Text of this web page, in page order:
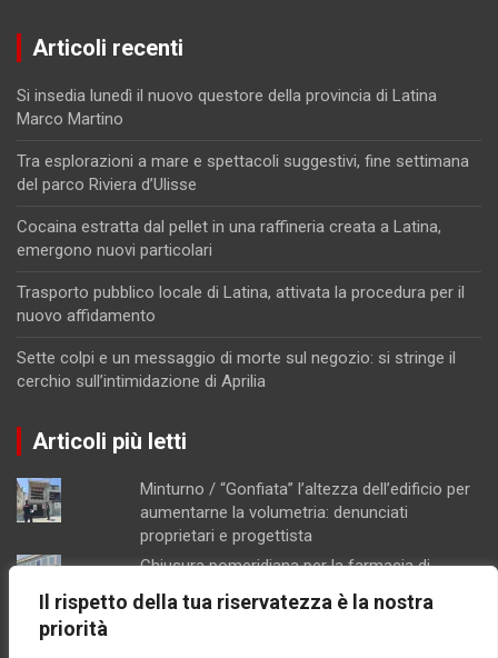
Il rispetto della tua riservatezza è la nostra
priorità
Articoli recenti
Si insedia lunedì il nuovo questore della provincia di Latina
Marco Martino
Tra esplorazioni a mare e spettacoli suggestivi, fine settimana
del parco Riviera d’Ulisse
Cocaina estratta dal pellet in una raffineria creata a Latina,
emergono nuovi particolari
Trasporto pubblico locale di Latina, attivata la procedura per il
nuovo affidamento
Sette colpi e un messaggio di morte sul negozio: si stringe il
cerchio sull’intimidazione di Aprilia
Articoli più letti
Minturno / “Gonfiata” l’altezza dell’edificio per
aumentarne la volumetria: denunciati
proprietari e progettista
Chiusura pomeridiana per la farmacia di
Formia, "manca il personale"